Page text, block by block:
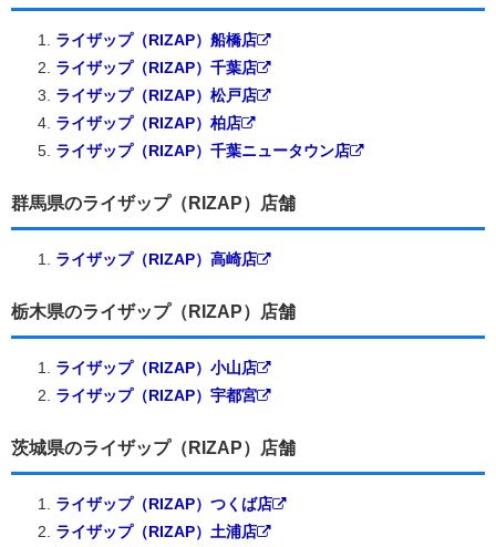
ライザップ（RIZAP）船橋店
ライザップ（RIZAP）千葉店
ライザップ（RIZAP）松戸店
ライザップ（RIZAP）柏店
ライザップ（RIZAP）千葉ニュータウン店
群馬県のライザップ（RIZAP）店舗
ライザップ（RIZAP）高崎店
栃木県のライザップ（RIZAP）店舗
ライザップ（RIZAP）小山店
ライザップ（RIZAP）宇都宮
茨城県のライザップ（RIZAP）店舗
ライザップ（RIZAP）つくば店
ライザップ（RIZAP）土浦店